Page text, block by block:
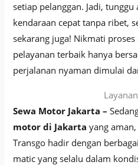
setiap pelanggan. Jadi,
kendaraan cepat tanpa ribet,
sekarang juga! Nikmati
pelayanan terbaik hanya
perjalanan nyaman dimulai
Sewa Motor Jakarta –
motor di Jakarta yang
Transgo hadir dengan
matic yang selalu dalam